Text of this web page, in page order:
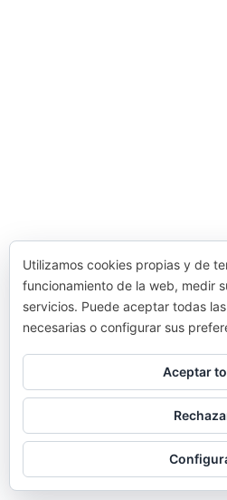
Utilizamos cookies propias y de
funcionamiento de la web, medir
servicios. Puede aceptar todas
necesarias o configurar sus
Aceptar